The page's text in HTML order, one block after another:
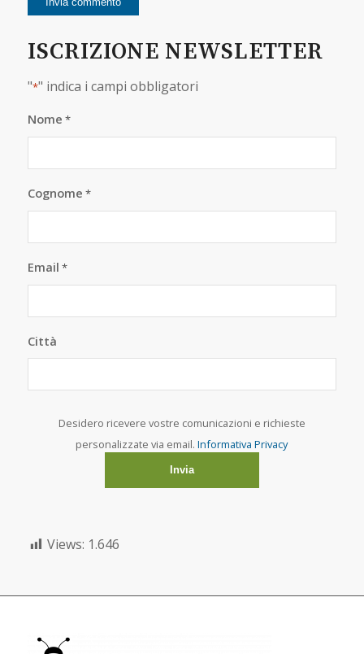
ISCRIZIONE NEWSLETTER
"*" indica i campi obbligatori
Nome *
Cognome *
Email *
Città
Desidero ricevere vostre comunicazioni e richieste
personalizzate via email.Informativa Privacy
Views: 1.646